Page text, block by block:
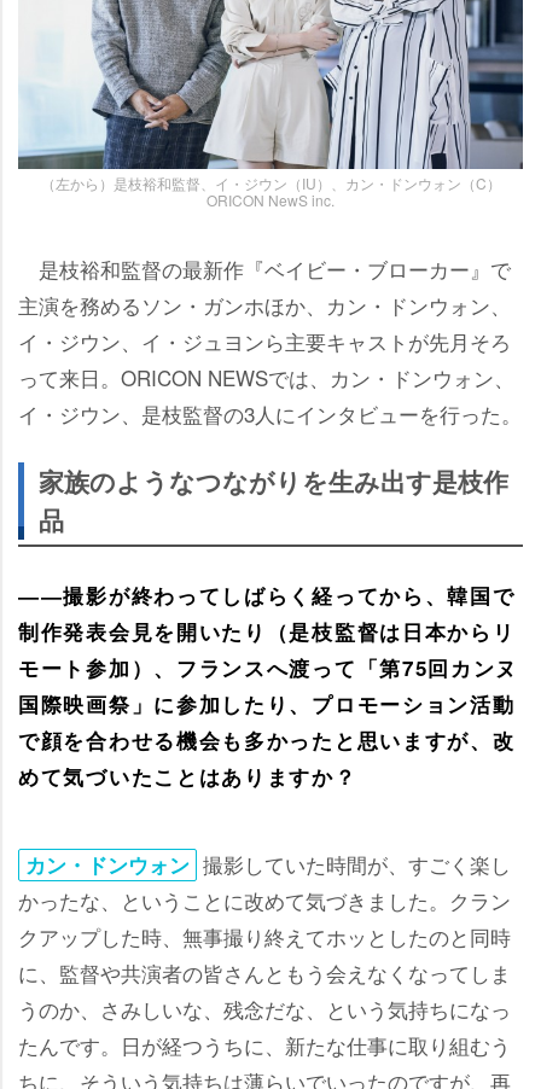
（左から）是枝裕和監督、イ・ジウン（IU）、カン・ドンウォン（C）
ORICON NewS inc.
是枝裕和監督の最新作『ベイビー・ブローカー』で
主演を務めるソン・ガンホほか、カン・ドンウォン、
イ・ジウン、イ・ジュヨンら主要キャストが先月そろ
って来日。ORICON NEWSでは、カン・ドンウォン、
イ・ジウン、是枝監督の3人にインタビューを行った。
家族のようなつながりを生み出す是枝作
品
――撮影が終わってしばらく経ってから、韓国で
制作発表会見を開いたり（是枝監督は日本からリ
モート参加）、フランスへ渡って「第75回カンヌ
国際映画祭」に参加したり、プロモーション活動
で顔を合わせる機会も多かったと思いますが、改
めて気づいたことはありますか？
カン・ドンウォン 撮影していた時間が、すごく楽し
かったな、ということに改めて気づきました。クラン
クアップした時、無事撮り終えてホッとしたのと同時
に、監督や共演者の皆さんともう会えなくなってしま
うのか、さみしいな、残念だな、という気持ちになっ
たんです。日が経つうちに、新たな仕事に取り組むう
ちに、そういう気持ちは薄らいでいったのですが、再